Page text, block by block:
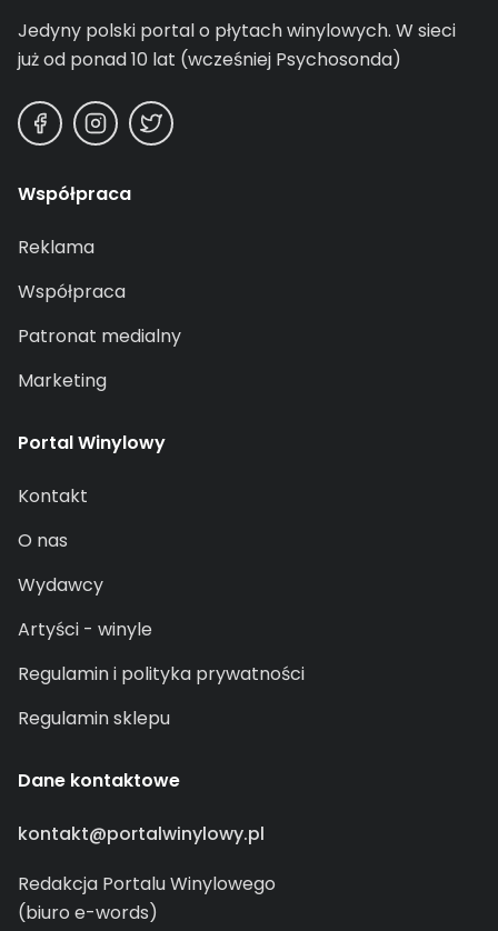
Jedyny polski portal o płytach winylowych. W sieci
już od ponad 10 lat (wcześniej Psychosonda)
Współpraca
Reklama
Współpraca
Patronat medialny
Marketing
Portal Winylowy
Kontakt
O nas
Wydawcy
Artyści - winyle
Regulamin i polityka prywatności
Regulamin sklepu
Dane kontaktowe
kontakt@portalwinylowy.pl
Redakcja Portalu Winylowego
(biuro e-words)